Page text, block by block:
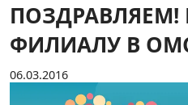
ФИЛИАЛУ В
06.03.2016